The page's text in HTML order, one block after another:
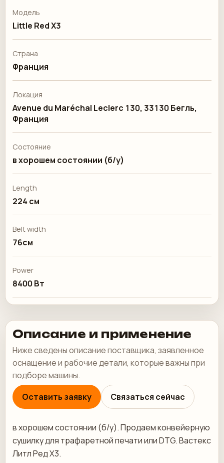
Модель
Little Red X3
Страна
Франция
Локация
Avenue du Maréchal Leclerc 130, 33130 Бегль,
Франция
Состояние
в хорошем состоянии (б/у)
Length
224 см
Belt width
76см
Power
8400 Вт
Описание и применение
Ниже сведены описание поставщика, заявленное
оснащение и рабочие детали, которые важны при
подборе машины.
Оставить заявку
Связаться сейчас
в хорошем состоянии (б/у). Продаем конвейерную
сушилку для трафаретной печати или DTG. Вастекс
Литл Ред Х3.